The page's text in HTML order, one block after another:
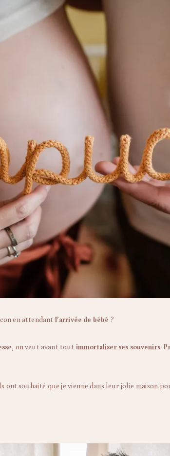
en attendant l’arrivée de bébé ?
, on veut avant tout immortaliser ses souvenirs.
ont souhaité que je vienne dans leur jolie maison